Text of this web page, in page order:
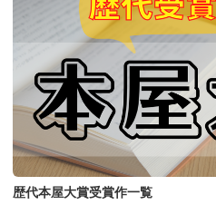
歴代本屋大賞受賞作一覧